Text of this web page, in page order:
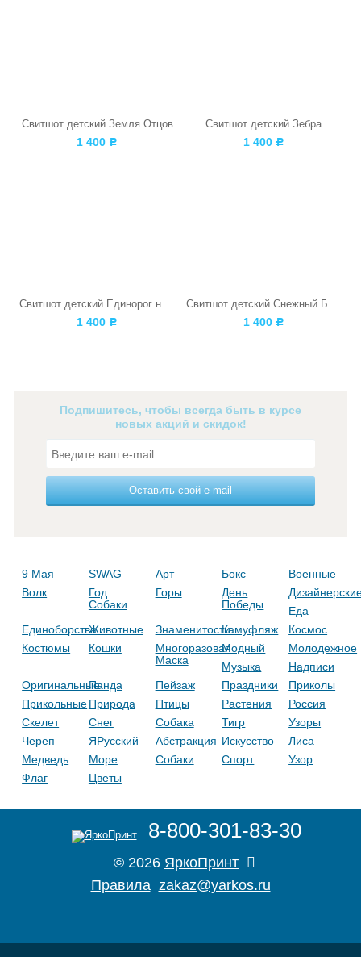
Свитшот детский Земля Отцов
1 400 Р
Свитшот детский Зебра
1 400 Р
1 400 Р 1 400 Р
Подпишитесь, чтобы всегда быть в курсе
новых акций и скидок!
Оставить свой e-mail
9 Мая SWAG Арт Бокс
Военные
Волк
Год
Собаки
Горы
День
Победы
Еда
ЕдиноборстваЖивотные ЗнаменитостиКамуфляж
Космос
Костюмы
Кошки
Многоразовая
Маска
Модный
Молодежное
Музыка
Надписи
ОригинальныеПанда Пейзаж Праздники
Приколы
ПрикольныеПрирода Птицы Растения
Россия
Скелет
Снег Собака Тигр
Узоры
Череп
ЯРусский Абстракция Искусство
Лиса
Медведь
Море Собаки Спорт
Узор
Флаг
Цветы
8-800-301-83-30
© 2026 ЯркоПринт
Правила zakaz@yarkos.ru